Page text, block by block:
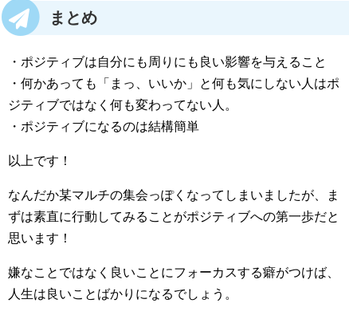
まとめ
・ポジティブは自分にも周りにも良い影響を与えること
・何かあっても「まっ、いいか」と何も気にしない人はポ
ジティブではなく何も変わってない人。
・ポジティブになるのは結構簡単
以上です！
なんだか某マルチの集会っぽくなってしまいましたが、ま
ずは素直に行動してみることがポジティブへの第一歩だと
思います！
嫌なことではなく良いことにフォーカスする癖がつけば、
人生は良いことばかりになるでしょう。